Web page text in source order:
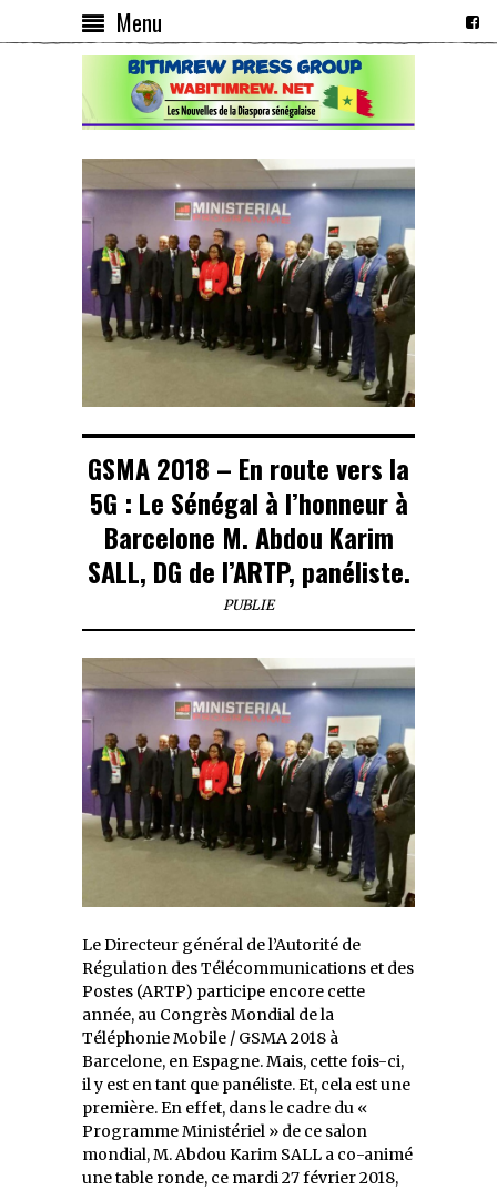
Menu
GSMA 2018 – En route vers la
5G : Le Sénégal à l’honneur à
Barcelone M. Abdou Karim
SALL, DG de l’ARTP, panéliste.
PUBLIE
Le Directeur général de l’Autorité de
Régulation des Télécommunications et des
Postes (ARTP) participe encore cette
année, au Congrès Mondial de la
Téléphonie Mobile / GSMA 2018 à
Barcelone, en Espagne. Mais, cette fois-ci,
il y est en tant que panéliste. Et, cela est une
première. En effet, dans le cadre du «
Programme Ministériel » de ce salon
mondial, M. Abdou Karim SALL a co-animé
une table ronde, ce mardi 27 février 2018,